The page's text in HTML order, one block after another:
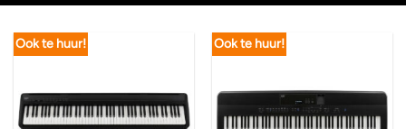
Ook te huur! Ook te huur!